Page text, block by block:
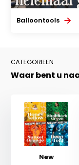
Balloontools
CATEGORIEËN
Waar bent u
New